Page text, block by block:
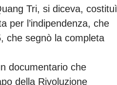
Tri, si diceva, costituì
per l’indipendenza, che
che segnò la completa
documentario che
della Rivoluzione